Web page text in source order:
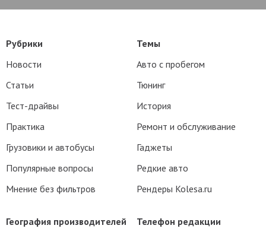
Телефон редакции
Рубрики
Новости
Статьи
Тест-драйвы
Практика
Грузовики и автобусы
Популярные вопросы
Мнение без фильтров
Темы
Авто с пробегом
Тюнинг
История
Ремонт и обслуживание
Гаджеты
Редкие авто
Рендеры Kolesa.ru
География производителей